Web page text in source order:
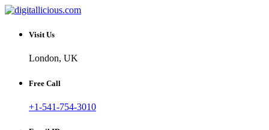
Skip
content
digitallicious.com
Sharing Digital Information
Visit Us
London, UK
Free Call
+1-541-754-3010